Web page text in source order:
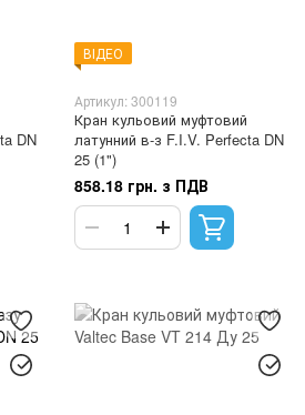
DN
ВІДЕО
Артикул: 300119
Кран кульовий муфтовий
латунний в-з F.I.V. Perfecta DN
25 (1")
858.18 грн. з ПДВ